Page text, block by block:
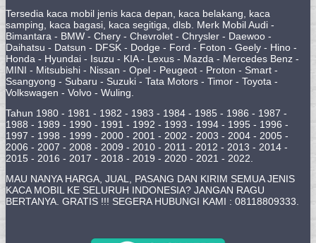
Tersedia kaca mobil jenis kaca depan, kaca belakang, kaca
samping, kaca bagasi, kaca segitiga, dlsb. Merk Mobil Audi -
Bimantara - BMW - Chery - Chevrolet - Chrysler - Daewoo -
Daihatsu - Datsun - DFSK - Dodge - Ford - Foton - Geely - Hino -
Honda - Hyundai - Isuzu - KIA - Lexus - Mazda - Mercedes Benz -
MINI - Mitsubishi - Nissan - Opel - Peugeot - Proton - Smart -
Ssangyong - Subaru - Suzuki - Tata Motors - Timor - Toyota -
Volkswagen - Volvo - Wuling.
Tahun 1980 - 1981 - 1982 - 1983 - 1984 - 1985 - 1986 - 1987 -
1988 - 1989 - 1990 - 1991 - 1992 - 1993 - 1994 - 1995 - 1996 -
1997 - 1998 - 1999 - 2000 - 2001 - 2002 - 2003 - 2004 - 2005 -
2006 - 2007 - 2008 - 2009 - 2010 - 2011 - 2012 - 2013 - 2014 -
2015 - 2016 - 2017 - 2018 - 2019 - 2020 - 2021 - 2022.
MAU NANYA HARGA, JUAL, PASANG DAN KIRIM SEMUA JENIS
KACA MOBIL KE SELURUH INDONESIA? JANGAN RAGU
BERTANYA. GRATIS !!! SEGERA HUBUNGI KAMI : 08118809333.